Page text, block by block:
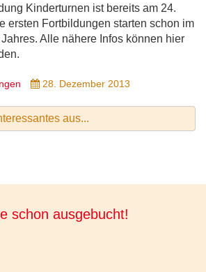
Kinderturnen ist bereits am 24.
ersten Fortbildungen starten schon im
Alle nähere Infos können hier
28. Dezember 2013
aus...
schon ausgebucht!